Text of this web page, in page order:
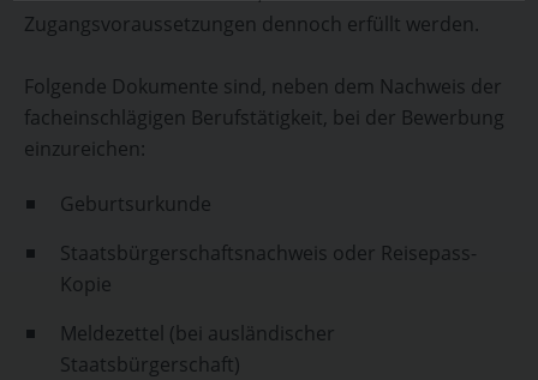
Zugangsvoraussetzungen dennoch erfüllt werden.
Folgende Dokumente sind, neben dem Nachweis der
facheinschlägigen Berufstätigkeit, bei der Bewerbung
einzureichen:
Geburtsurkunde
Staatsbürgerschaftsnachweis oder Reisepass-
Kopie
Meldezettel (bei ausländischer
Staatsbürgerschaft)